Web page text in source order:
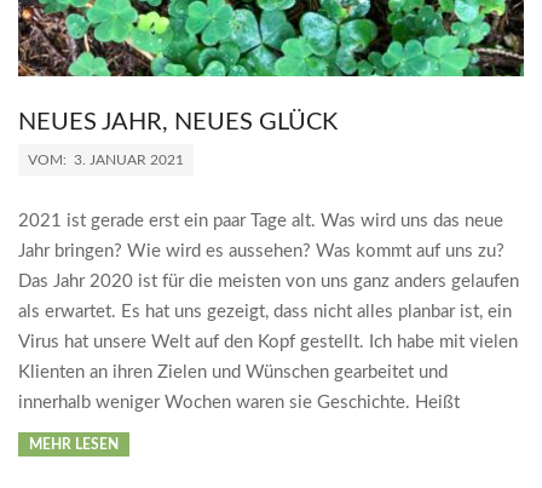
NEUES JAHR, NEUES GLÜCK
2021-
03
VOM: 3. JANUAR 2021
2021 ist gerade erst ein paar Tage alt. Was wird uns das neue
Jahr bringen? Wie wird es aussehen? Was kommt auf uns zu?
Das Jahr 2020 ist für die meisten von uns ganz anders gelaufen
als erwartet. Es hat uns gezeigt, dass nicht alles planbar ist, ein
Virus hat unsere Welt auf den Kopf gestellt. Ich habe mit vielen
Klienten an ihren Zielen und Wünschen gearbeitet und
innerhalb weniger Wochen waren sie Geschichte. Heißt
MEHR LESEN